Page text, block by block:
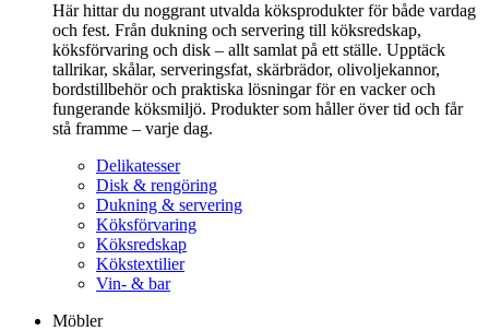
Här hittar du noggrant utvalda köksprodukter för både vardag
och fest. Från dukning och servering till köksredskap,
köksförvaring och disk – allt samlat på ett ställe. Upptäck
tallrikar, skålar, serveringsfat, skärbrädor, olivoljekannor,
bordstillbehör och praktiska lösningar för en vacker och
fungerande köksmiljö. Produkter som håller över tid och får
stå framme – varje dag.
Delikatesser
Disk & rengöring
Dukning & servering
Köksförvaring
Köksredskap
Kökstextilier
Vin- & bar
Möbler